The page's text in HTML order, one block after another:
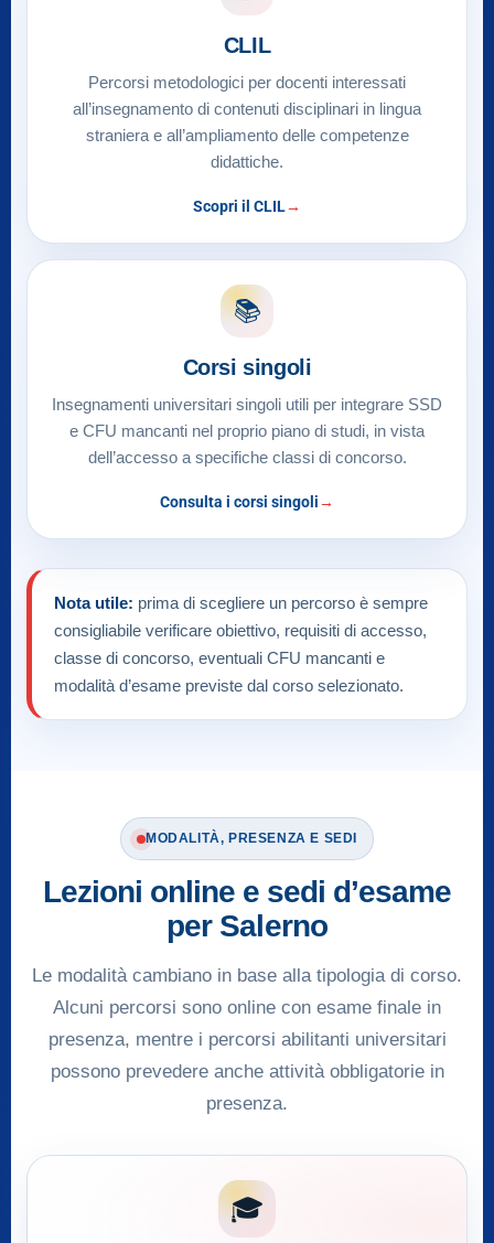
CLIL
Percorsi metodologici per docenti interessati
all’insegnamento di contenuti disciplinari in lingua
straniera e all’ampliamento delle competenze
didattiche.
Scopri il CLIL
📚
Corsi singoli
Insegnamenti universitari singoli utili per integrare SSD
e CFU mancanti nel proprio piano di studi, in vista
dell’accesso a specifiche classi di concorso.
Consulta i corsi singoli
Nota utile: prima di scegliere un percorso è sempre
consigliabile verificare obiettivo, requisiti di accesso,
classe di concorso, eventuali CFU mancanti e
modalità d’esame previste dal corso selezionato.
MODALITÀ, PRESENZA E SEDI
Lezioni online e sedi d’esame
per Salerno
Le modalità cambiano in base alla tipologia di corso.
Alcuni percorsi sono online con esame finale in
presenza, mentre i percorsi abilitanti universitari
possono prevedere anche attività obbligatorie in
presenza.
🎓